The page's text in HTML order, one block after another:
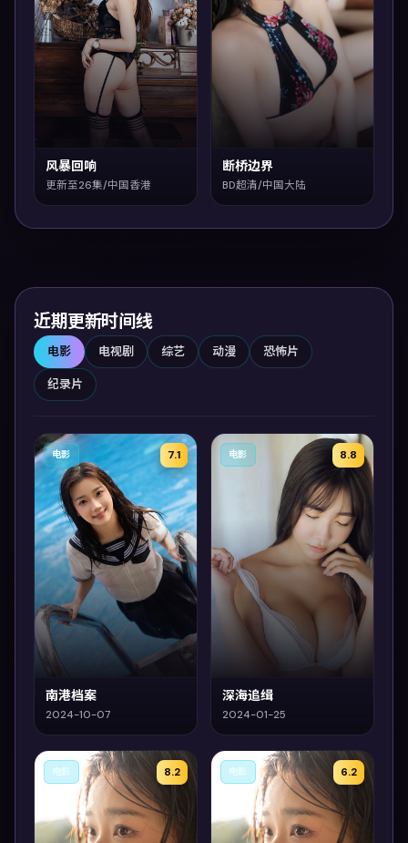
风暴回响
更新至26集/中国香港
断桥边界
BD超清/中国大陆
近期更新时间线
电影 电视剧 综艺 动漫 恐怖片
纪录片
7.1
电影
南港档案
2024-10-07
8.8
电影
深海追缉
2024-01-25
8.2
电影 6.2
电影